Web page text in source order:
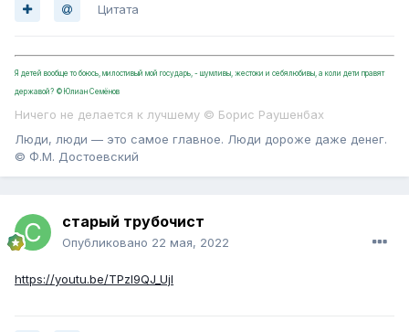
Цитата
Я детей вообще то боюсь, милостивый мой государь, - шумливы, жестоки и себялюбивы, а коли дети правят
державой? ©Юлиан Семёнов
Ничего не делается к лучшему © Борис Раушенбах
Люди, люди — это самое главное. Люди дороже даже денег.
© Ф.М. Достоевский
старый трубочист
Опубликовано 22 мая, 2022
https://youtu.be/TPzI9QJ_UjI